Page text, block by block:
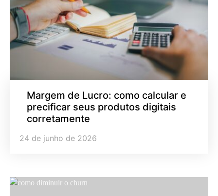
Margem de Lucro: como calcular e
precificar seus produtos digitais
corretamente
24 de junho de 2026